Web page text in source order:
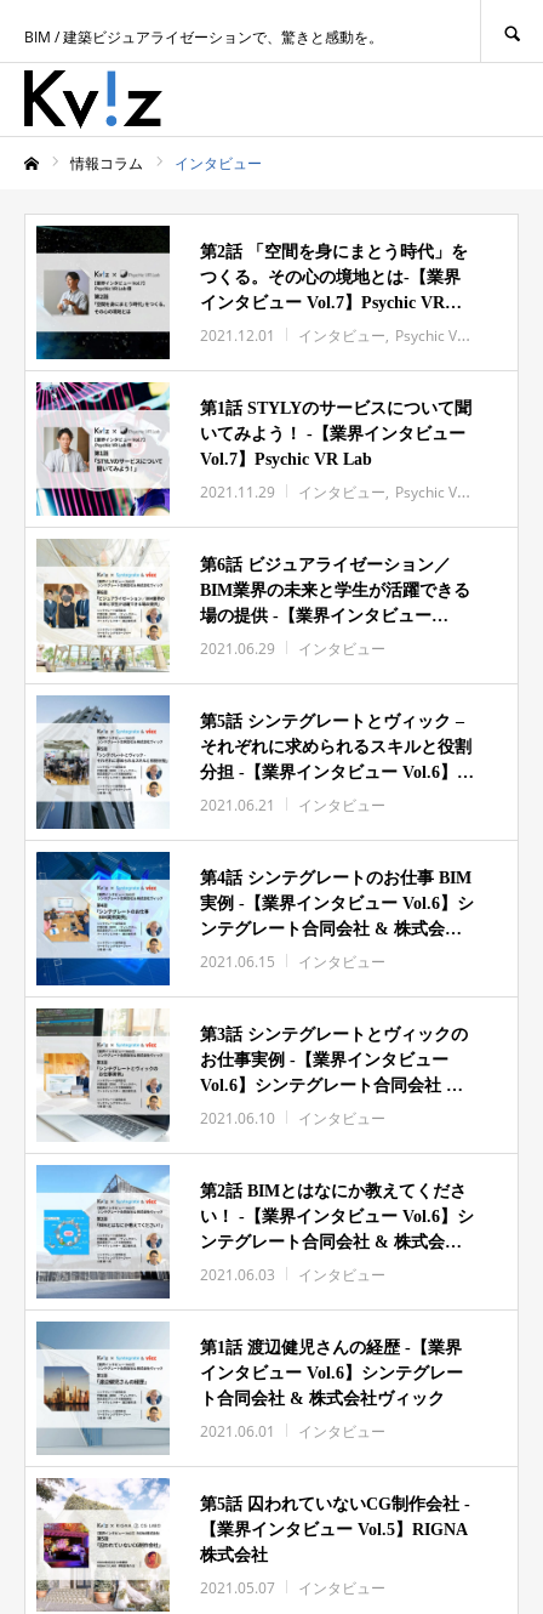
BIM / 建築ビジュアライゼーションで、驚きと感動を。
情報コラム インタビュー
第2話 「空間を身にまとう時代」を
つくる。その心の境地とは-【業界
インタビュー Vol.7】Psychic VR
Lab
2021.12.01 インタビュー Psychic VR Lab
第1話 STYLYのサービスについて聞
いてみよう！ -【業界インタビュー
Vol.7】Psychic VR Lab
2021.11.29 インタビュー Psychic VR Lab
第6話 ビジュアライゼーション／
BIM業界の未来と学生が活躍できる
場の提供 -【業界インタビュー
Vol.6】シンテグレート合同会社 &
2021.06.29 インタビュー
第5話 シンテグレートとヴィック –
それぞれに求められるスキルと役割
分担 -【業界インタビュー Vol.6】シ
ンテグレート合同会社 & 株式会社
2021.06.21 インタビュー
第4話 シンテグレートのお仕事 BIM
実例 -【業界インタビュー Vol.6】シ
ンテグレート合同会社 & 株式会社
ヴィック
2021.06.15 インタビュー
第3話 シンテグレートとヴィックの
お仕事実例 -【業界インタビュー
Vol.6】シンテグレート合同会社 &
株式会社ヴィック
2021.06.10 インタビュー
第2話 BIMとはなにか教えてくださ
い！ -【業界インタビュー Vol.6】シ
ンテグレート合同会社 & 株式会社
ヴィック
2021.06.03 インタビュー
第1話 渡辺健児さんの経歴 -【業界
インタビュー Vol.6】シンテグレー
ト合同会社 & 株式会社ヴィック
2021.06.01 インタビュー
第5話 囚われていないCG制作会社 -
【業界インタビュー Vol.5】RIGNA
株式会社
2021.05.07 インタビュー